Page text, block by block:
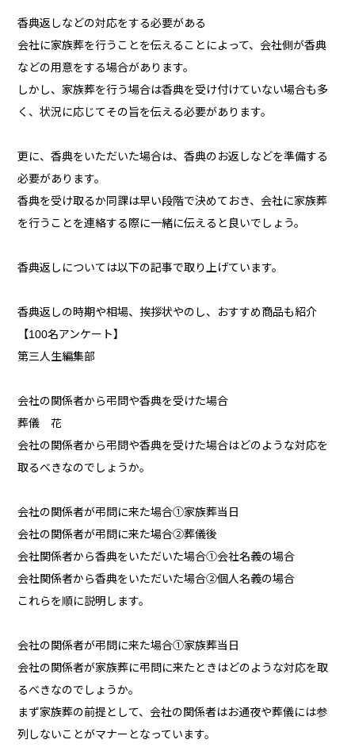
香典返しなどの対応をする必要がある
会社に家族葬を行うことを伝えることによって、会社側が香典
などの用意をする場合があります。
しかし、家族葬を行う場合は香典を受け付けていない場合も多
く、状況に応じてその旨を伝える必要があります。
更に、香典をいただいた場合は、香典のお返しなどを準備する
必要があります。
香典を受け取るか同課は早い段階で決めておき、会社に家族葬
を行うことを連絡する際に一緒に伝えると良いでしょう。
香典返しについては以下の記事で取り上げています。
香典返しの時期や相場、挨拶状やのし、おすすめ商品も紹介
【100名アンケート】
第三人生編集部
会社の関係者から弔問や香典を受けた場合
葬儀 花
会社の関係者から弔問や香典を受けた場合はどのような対応を
取るべきなのでしょうか。
会社の関係者が弔問に来た場合①家族葬当日
会社の関係者が弔問に来た場合②葬儀後
会社関係者から香典をいただいた場合①会社名義の場合
会社関係者から香典をいただいた場合②個人名義の場合
これらを順に説明します。
会社の関係者が弔問に来た場合①家族葬当日
会社の関係者が家族葬に弔問に来たときはどのような対応を取
るべきなのでしょうか。
まず家族葬の前提として、会社の関係者はお通夜や葬儀には参
列しないことがマナーとなっています。